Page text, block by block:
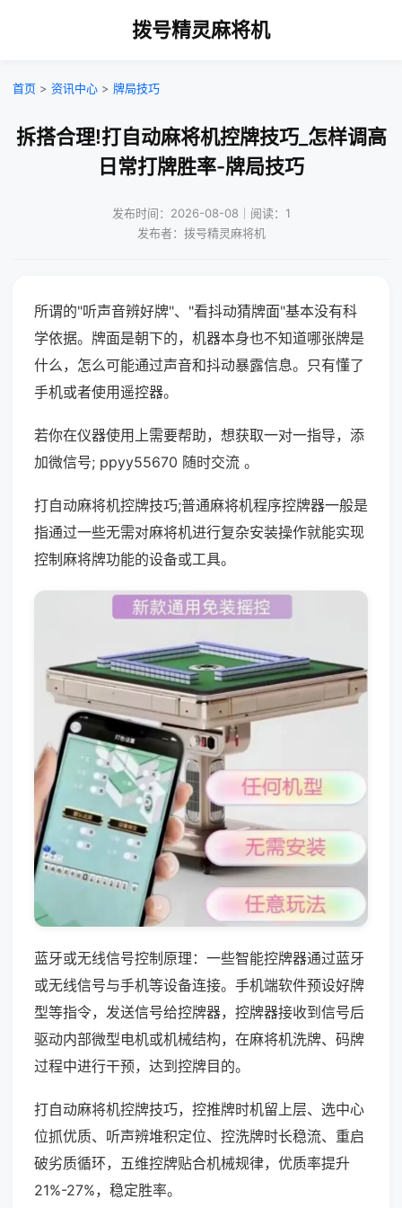
拨号精灵麻将机
首页 > 资讯中心 > 牌局技巧
拆搭合理!打自动麻将机控牌技巧_怎样调高
日常打牌胜率-牌局技巧
发布时间：2026-08-08｜阅读：1
发布者：拨号精灵麻将机
所谓的"听声音辨好牌"、"看抖动猜牌面"基本没有科
学依据。牌面是朝下的，机器本身也不知道哪张牌是
什么，怎么可能通过声音和抖动暴露信息。只有懂了
手机或者使用遥控器。
若你在仪器使用上需要帮助，想获取一对一指导，添
加微信号; ppyy55670 随时交流 。
打自动麻将机控牌技巧;普通麻将机程序控牌器一般是
指通过一些无需对麻将机进行复杂安装操作就能实现
控制麻将牌功能的设备或工具。
蓝牙或无线信号控制原理：一些智能控牌器通过蓝牙
或无线信号与手机等设备连接。手机端软件预设好牌
型等指令，发送信号给控牌器，控牌器接收到信号后
驱动内部微型电机或机械结构，在麻将机洗牌、码牌
过程中进行干预，达到控牌目的。
打自动麻将机控牌技巧，控推牌时机留上层、选中心
位抓优质、听声辨堆积定位、控洗牌时长稳流、重启
破劣质循环，五维控牌贴合机械规律，优质率提升
21%-27%，稳定胜率。